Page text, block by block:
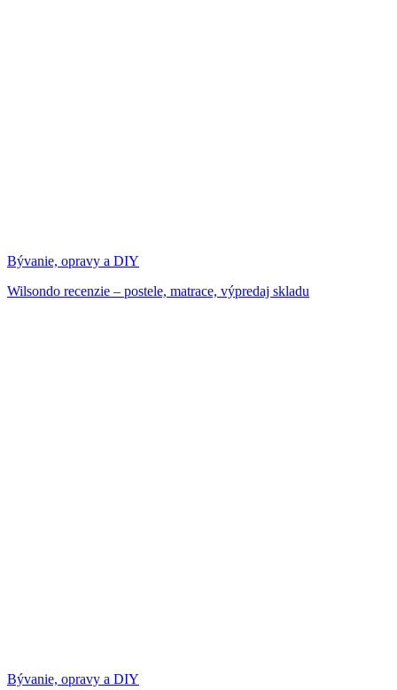
Bývanie, opravy a DIY
Wilsondo recenzie – postele, matrace, výpredaj skladu
Bývanie, opravy a DIY